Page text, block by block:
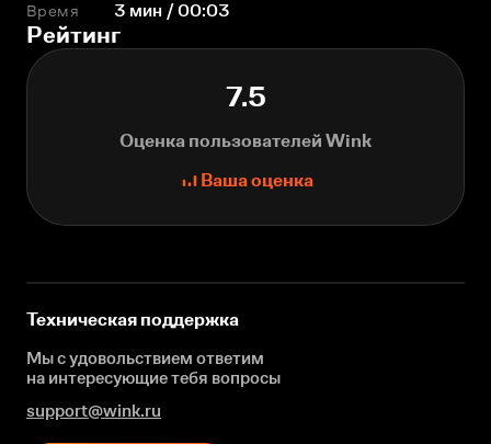
Время 3 мин / 00:03
Рейтинг
7.5
Оценка пользователей Wink
Ваша оценка
Техническая поддержка
Мы с удовольствием ответим
на интересующиетебя вопросы
support@wink.ru